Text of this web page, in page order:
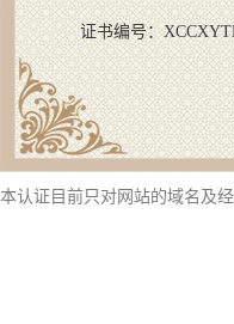
证书编号：
本认证目前只对网站的域名及